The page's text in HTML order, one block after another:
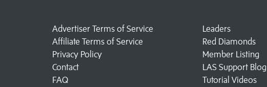
Advertiser Terms of Service
Affiliate Terms of Service
Privacy Policy
Contact
FAQ
Leaders
Red Diamonds
Member Listing
LAS Support Blog
Tutorial Videos